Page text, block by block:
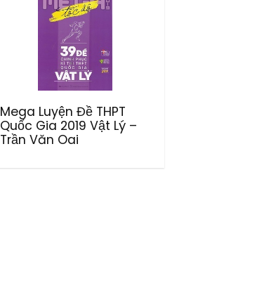
Mega Luyện Đề THPT
Quốc Gia 2019 Vật Lý –
Trần Văn Oai